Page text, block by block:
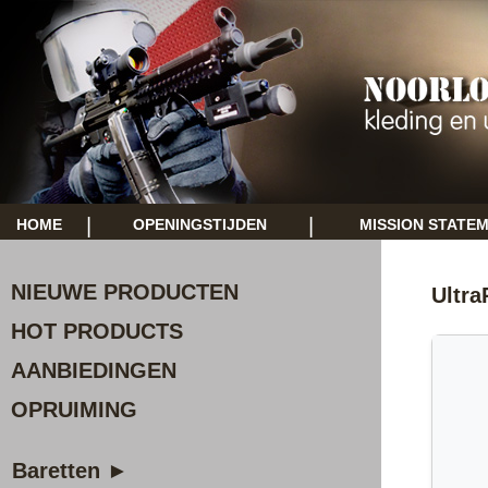
HOME OPENINGSTIJDEN MISSION
NIEUWE PRODUCTEN
HOT PRODUCTS
AANBIEDINGEN
OPRUIMING
Baretten ►